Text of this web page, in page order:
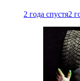
2 года спустя2